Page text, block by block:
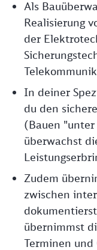
Als
Realisierung
der
In deiner
du den
(Bauen
überwachst
Zudem
zwischen
übernimmst
Terminen